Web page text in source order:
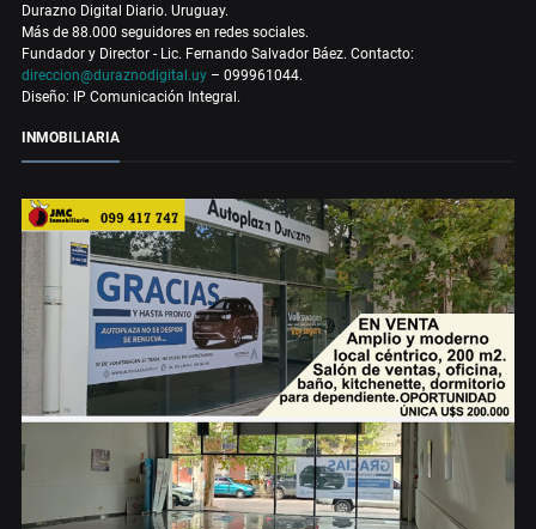
Durazno Digital Diario. Uruguay.
Más de 88.000 seguidores en redes sociales.
Fundador y Director - Lic. Fernando Salvador Báez. Contacto:
direccion@duraznodigital.uy – 099961044.
Diseño: IP Comunicación Integral.
INMOBILIARIA